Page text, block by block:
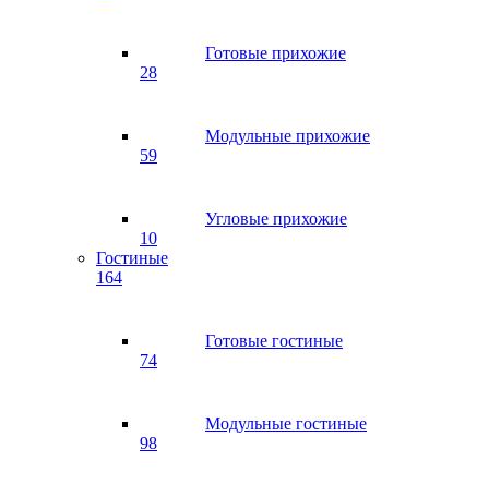
Готовые прихожие
28
Модульные прихожие
59
Угловые прихожие
10
Гостиные
164
Готовые гостиные
74
Модульные гостиные
98